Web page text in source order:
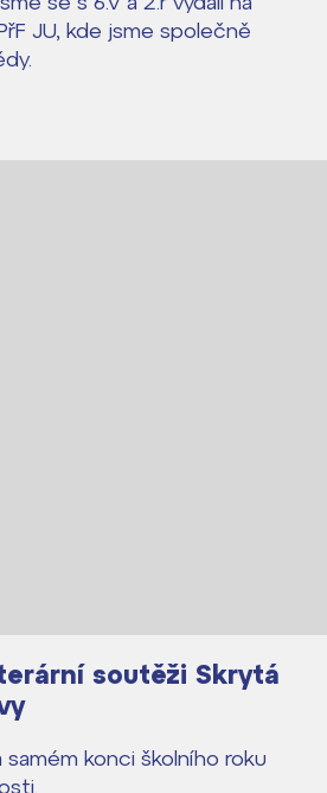
JU, kde jsme společně
soutěži Skrytá
samém konci školního roku